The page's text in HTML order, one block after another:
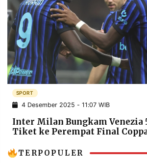
DAERAH NASIONAL
MANCA SPORT
INFORMASI
PRIVACY
POLICY
BERITA
WARGA
INFORMASI
IKLAN
KIRIM
PENGADUAN TERM
OF
SPORT
4 Desember 2025 - 11:07 WIB
Inter Milan Bungkam Venezia
Tiket ke Perempat Final
TERPOPULER